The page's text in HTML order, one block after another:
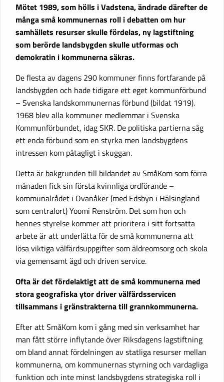
Mötet 1989, som hölls i Vadstena, ändrade därefter de
många små kommunernas roll i debatten om hur
samhällets resurser skulle fördelas, ny lagstiftning
som berörde landsbygden skulle utformas och
demokratin i kommunerna säkras.
De flesta av dagens 290 kommuner finns fortfarande på
landsbygden och hade tidigare ett eget kommunförbund
– Svenska landskommunernas förbund (bildat 1919).
1968 blev alla kommuner medlemmar i Svenska
Kommunförbundet, idag SKR. De politiska partierna såg
ett enda förbund som en styrka men landsbygdens
intressen kom påtagligt i skuggan.
Detta är bakgrunden till bildandet av SmåKom som förra
månaden fick sin första kvinnliga ordförande –
kommunalrådet i Ovanåker (med Edsbyn i Hälsingland
som centralort) Yoomi Renström. Det som hon och
hennes styrelse kommer att prioritera i sitt fortsatta
arbete är att underlätta för de små kommunerna att
lösa viktiga välfärdsuppgifter som äldreomsorg och skola
via gemensamt ägd och driven service.
Ofta är det fördelaktigt att de små kommunerna med
stora geografiska ytor driver välfärdsservicen
tillsammans i gränstrakterna till grannkommunerna.
Efter att SmåKom kom i gång med sin verksamhet har
man fått större inflytande över Riksdagens lagstiftning
om bland annat fördelningen av statliga resurser mellan
kommunerna, om kommunernas styrning och vardagliga
funktion och inte minst landsbygdens strategiska roll i